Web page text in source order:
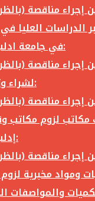
إجراء مناقصة
الدراسات العليا
في جامعة ادلب وفق الآتي:
إجراء مناقصة
لشراء وتوريد ما يلي:
إجراء مناقصة
مكاتب لزوم مكاتب
إدلب وفق الآتي:
إجراء مناقصة
ومواد مخبرية